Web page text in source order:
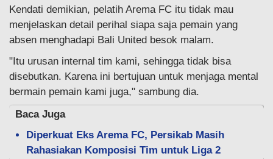
Kendati demikian, pelatih Arema FC itu tidak mau
menjelaskan detail perihal siapa saja pemain yang
absen menghadapi Bali United besok malam.
"Itu urusan internal tim kami, sehingga tidak bisa
disebutkan. Karena ini bertujuan untuk menjaga mental
bermain pemain kami juga," sambung dia.
Baca Juga
Diperkuat Eks Arema FC, Persikab Masih
Rahasiakan Komposisi Tim untuk Liga 2